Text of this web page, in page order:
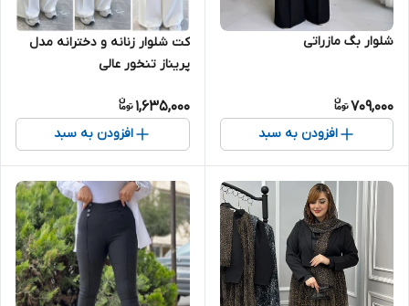
شلوار بگ مازراتی
709,000
افزودن به سبد
کت شلوار زنانه و دخترانه مدل
پریناز تنخور عالی
1,635,000
افزودن به سبد